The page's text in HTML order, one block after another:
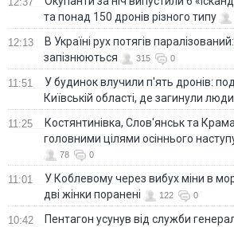
та понад 150 дронів різного типу
12:13
В Україні рух потягів
запізнюються
315 0
11:51
У будинок влучили п'ять дронів:
Київській області, де загинули люди
11:25
Костянтинівка, Слов'янськ та
головними цілями осіннього
78 0
11:01
У Коблевому через вибух міни в
дві жінки поранені
122 0
10:42
Пентагон усунув від служби